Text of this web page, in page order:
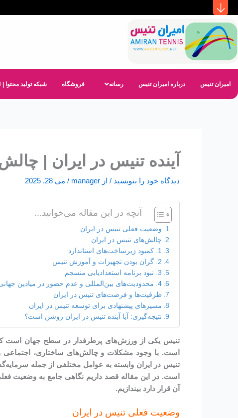
به
محتوا
امیران تنیس درباره امیران تنیس رسانه فروشگاه شبکه تولید محتوا | CPN
آینده تنیس در ایران |
دیدگاه‌ خود را بنویسید / از manager
/ می 28, 2025
آنچه در این مقاله می‌خوانید...
وضعیت فعلی تنیس در ایران
چالش‌های تنیس در ایران
1. کمبود زیرساخت‌های استاندارد
2. گران بودن تجهیزات و آموزش تنیس
3. نبود برنامه استعدادیابی منسجم
4. محدودیت‌های بین‌المللی و عدم حضور در میادین جهانی
ظرفیت‌ها و فرصت‌های تنیس در ایران
مسیرهای پیشنهادی برای توسعه تنیس در ایران
نتیجه‌گیری: آیا آینده تنیس در ایران روشن است؟
تنیس یکی از ورزش‌های پرطرفدار در سطح جهان است که
است. با وجود مشکلات و چالش‌های ساختاری، اجتماعی
تنیس در ایران وابسته به عوامل مختلفی از جمله
است. در این مقاله قصد داریم نگاهی جامع به وضعیت
آن قرار دارد بیندازیم.
وضعیت فعلی تنیس در ایران